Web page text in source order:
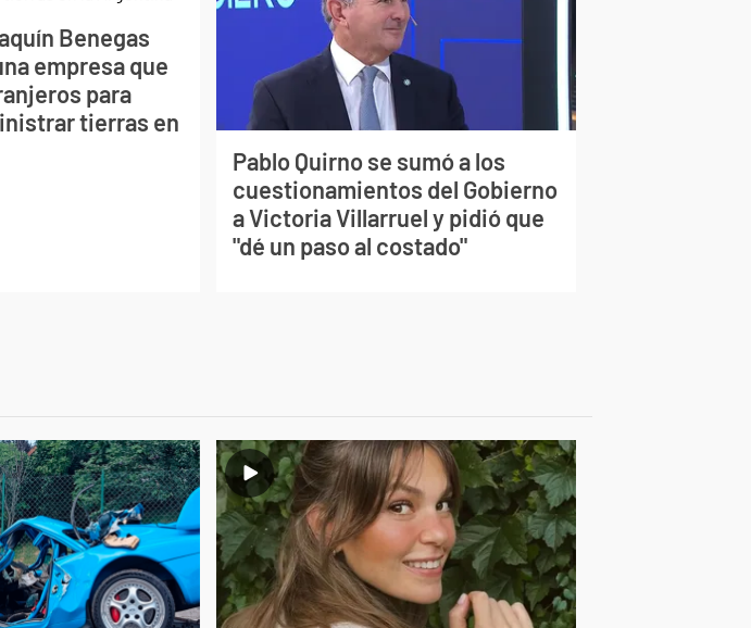
Benegas
empresa que
para
tierras en
Pablo Quirno se sumó a los
cuestionamientos del Gobierno
a Victoria Villarruel y pidió que
"dé un paso al costado"